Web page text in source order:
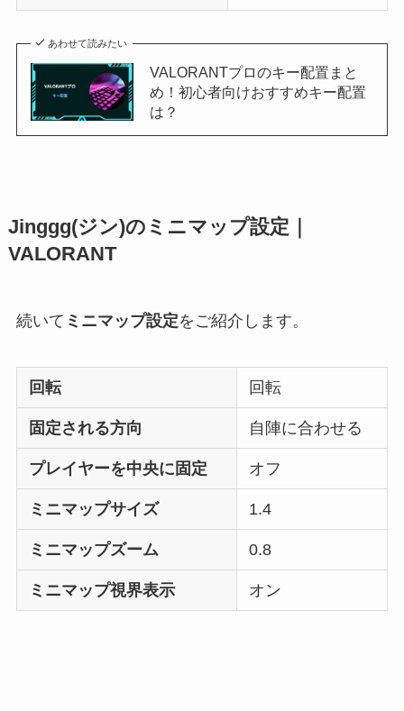
あわせて読みたい
VALORANTプロのキー配置まと
め！初心者向けおすすめキー配置
は？
Jinggg(ジン)のミニマップ設定｜
VALORANT
続いて ミニマップ設定をご紹介します。
回転 回転
固定される方向 自陣に合わせる
プレイヤーを中央に固定 オフ
ミニマップサイズ 1.4
ミニマップズーム 0.8
ミニマップ視界表示 オン